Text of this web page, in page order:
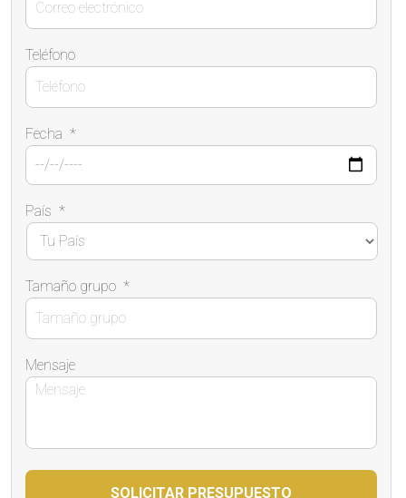
Teléfono
Fecha *
País *
Tamaño grupo *
Mensaje